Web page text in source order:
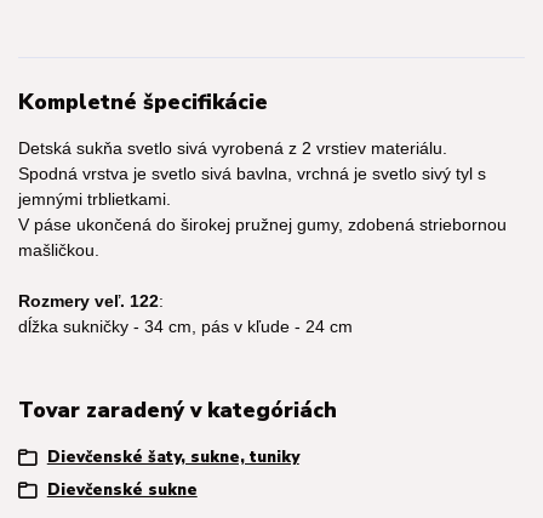
Kompletné špecifikácie
Detská sukňa svetlo sivá vyrobená z 2 vrstiev materiálu.
Spodná vrstva je svetlo sivá bavlna, vrchná je svetlo sivý tyl s
jemnými trblietkami.
V páse ukončená do širokej pružnej gumy, zdobená striebornou
mašličkou.
Rozmery veľ. 122:
dĺžka sukničky - 34 cm, pás v kľude - 24 cm
Tovar zaradený v kategóriách
Dievčenské šaty, sukne, tuniky
Dievčenské sukne